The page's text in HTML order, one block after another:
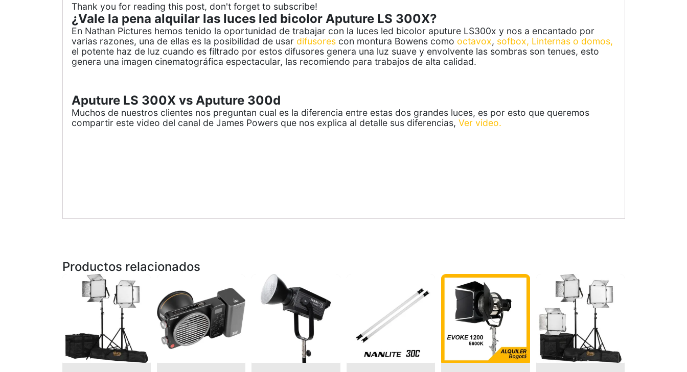
Thank you for reading this post, don't forget to subscribe!
¿Vale la pena alquilar las luces led bicolor Aputure LS 300X?
En Nathan Pictures hemos tenido la oportunidad de trabajar con la luces led bicolor aputure LS300x y nos a encantado por
varias razones, una de ellas es la posibilidad de usar difusores con montura Bowens como octavox, sofbox, Linternas o domos,
el potente haz de luz cuando es filtrado por estos difusores genera una luz suave y envolvente las sombras son tenues, esto
genera una imagen cinematográfica espectacular, las recomiendo para trabajos de alta calidad.
Aputure LS 300X vs Aputure 300d
Muchos de nuestros clientes nos preguntan cual es la diferencia entre estas dos grandes luces, es por esto que queremos
compartir este video del canal de James Powers que nos explica al detalle sus diferencias,Ver video.
Productos relacionados